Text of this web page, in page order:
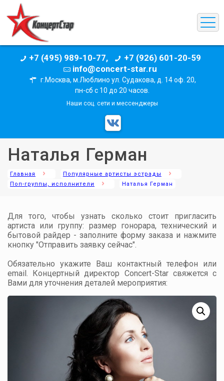
+7 (495) 989-10-77,
+7 (926) 601-20-59
info@concert-star.ru
г.Москва, м.Люблино ул. Судакова, д. 14 оф. 20,
пн-сб с 10 до 20 часов.
Наши соц. сети и мессенджеры
Наталья Герман
Главная
Популярные артисты эстрады
Поп-группы, исполнители
Наталья Герман
Для того, чтобы узнать сколько стоит пригласить
артиста или группу: размер гонорара, технический и
бытовой райдер - заполните форму заказа и нажмите
кнопку "Отправить заявку сейчас".
Обязательно укажите Ваш контактный телефон или
email. Концертный директор Concert-Star свяжется с
Вами для уточнения деталей мероприятия: